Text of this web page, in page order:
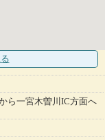
ら一宮木曽川IC方面へ